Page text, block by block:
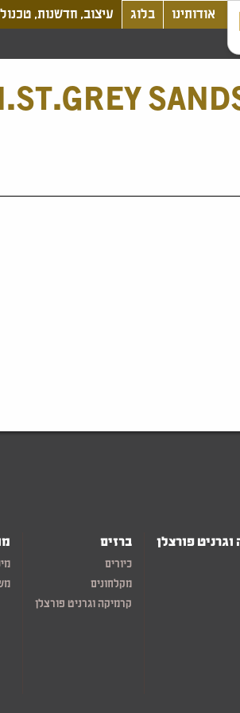
אודותינו בלוג עיצוב, חדשנות,
פורצלן ברזים
כיורים
מקלחונים
קרמיקה וגרניט פורצלן